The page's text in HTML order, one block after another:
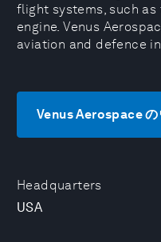
Headquarters
USA
flight systems, such
engine. Venus
aviation and defence
Venus Aerospace